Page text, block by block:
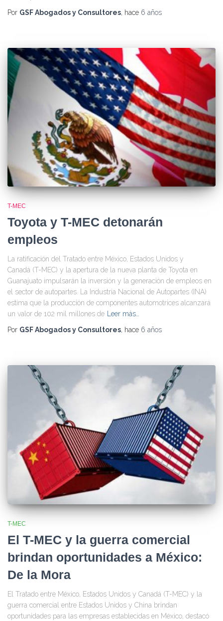
Por GSF Abogados y Consultores, hace 6 años
T-MEC
Toyota y T-MEC detonarán
empleos
La ratificación del Tratado entre México, Estados Unidos y
Canadá (T-MEC) y la apertura de la nueva planta de Toyota en
Guanajuato impulsarán la inversión y la generación de empleos en
el sector de autopartes. La Industria Nacional de Autopartes (INA)
estima que la producción de componentes automotrices alcanzará
un valor de 102 mil millones de Leer más…
Por GSF Abogados y Consultores, hace 6 años
T-MEC
El T-MEC y la guerra comercial
brindan oportunidades a México:
De la Mora
El Tratado entre México, Estados Unidos y Canadá (T-MEC) y la
guerra comercial entre Estados Unidos y China brindan
oportunidades para las empresas establecidas en México, destacó